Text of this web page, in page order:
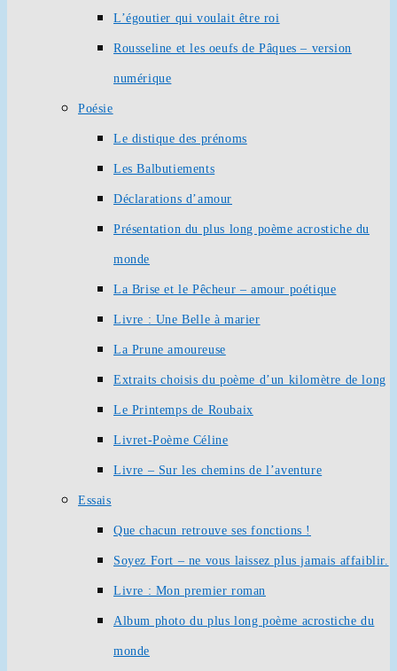
L’égoutier qui voulait être roi
Rousseline et les oeufs de Pâques – version
numérique
Poésie
Le distique des prénoms
Les Balbutiements
Déclarations d’amour
Présentation du plus long poème acrostiche du
monde
La Brise et le Pêcheur – amour poétique
Livre : Une Belle à marier
La Prune amoureuse
Extraits choisis du poème d’un kilomètre de long
Le Printemps de Roubaix
Livret-Poème Céline
Livre – Sur les chemins de l’aventure
Essais
Que chacun retrouve ses fonctions !
Soyez Fort – ne vous laissez plus jamais affaiblir.
Livre : Mon premier roman
Album photo du plus long poème acrostiche du
monde